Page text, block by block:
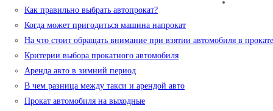
Как правильно выбрать автопрокат?
Когда может пригодиться машина напрокат
На что стоит обращать внимание при взятии автомобиля в прокате
Критерии выбора прокатного автомобиля
Аренда авто в зимний период
В чем разница между такси и арендой авто
Прокат автомобиля на выходные